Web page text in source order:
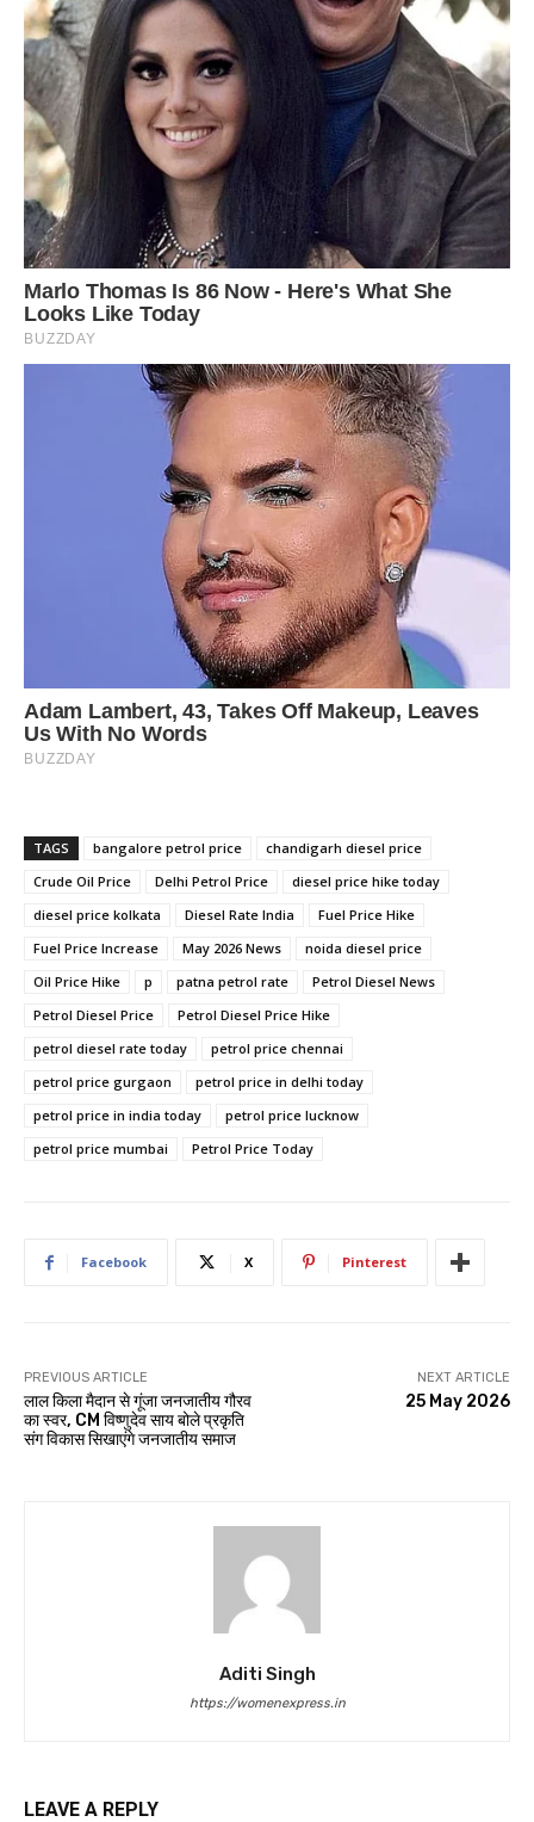
TAGS bangalore petrol price
chandigarh diesel price
Crude Oil Price
Delhi Petrol Price
diesel price hike today
diesel price kolkata
Diesel Rate India
Fuel Price Hike
Fuel Price Increase
May 2026 News
noida diesel price
Oil Price Hike
p patna petrol rate
Petrol Diesel News
Petrol Diesel Price
Petrol Diesel Price Hike
petrol diesel rate today
petrol price chennai
petrol price gurgaon
petrol price in delhi today
petrol price in india today
petrol price lucknow
petrol price mumbai
Petrol Price Today
Facebook X Pinterest
PREVIOUS ARTICLE
लाल किला मैदान से गूंजा जनजातीय गौरव
का स्वर, CM विष्णुदेव साय बोले प्रकृति
संग विकास सिखाएंगे जनजातीय समाज
NEXT ARTICLE
25 May 2026
Aditi Singh
https://womenexpress.in
LEAVE A REPLY